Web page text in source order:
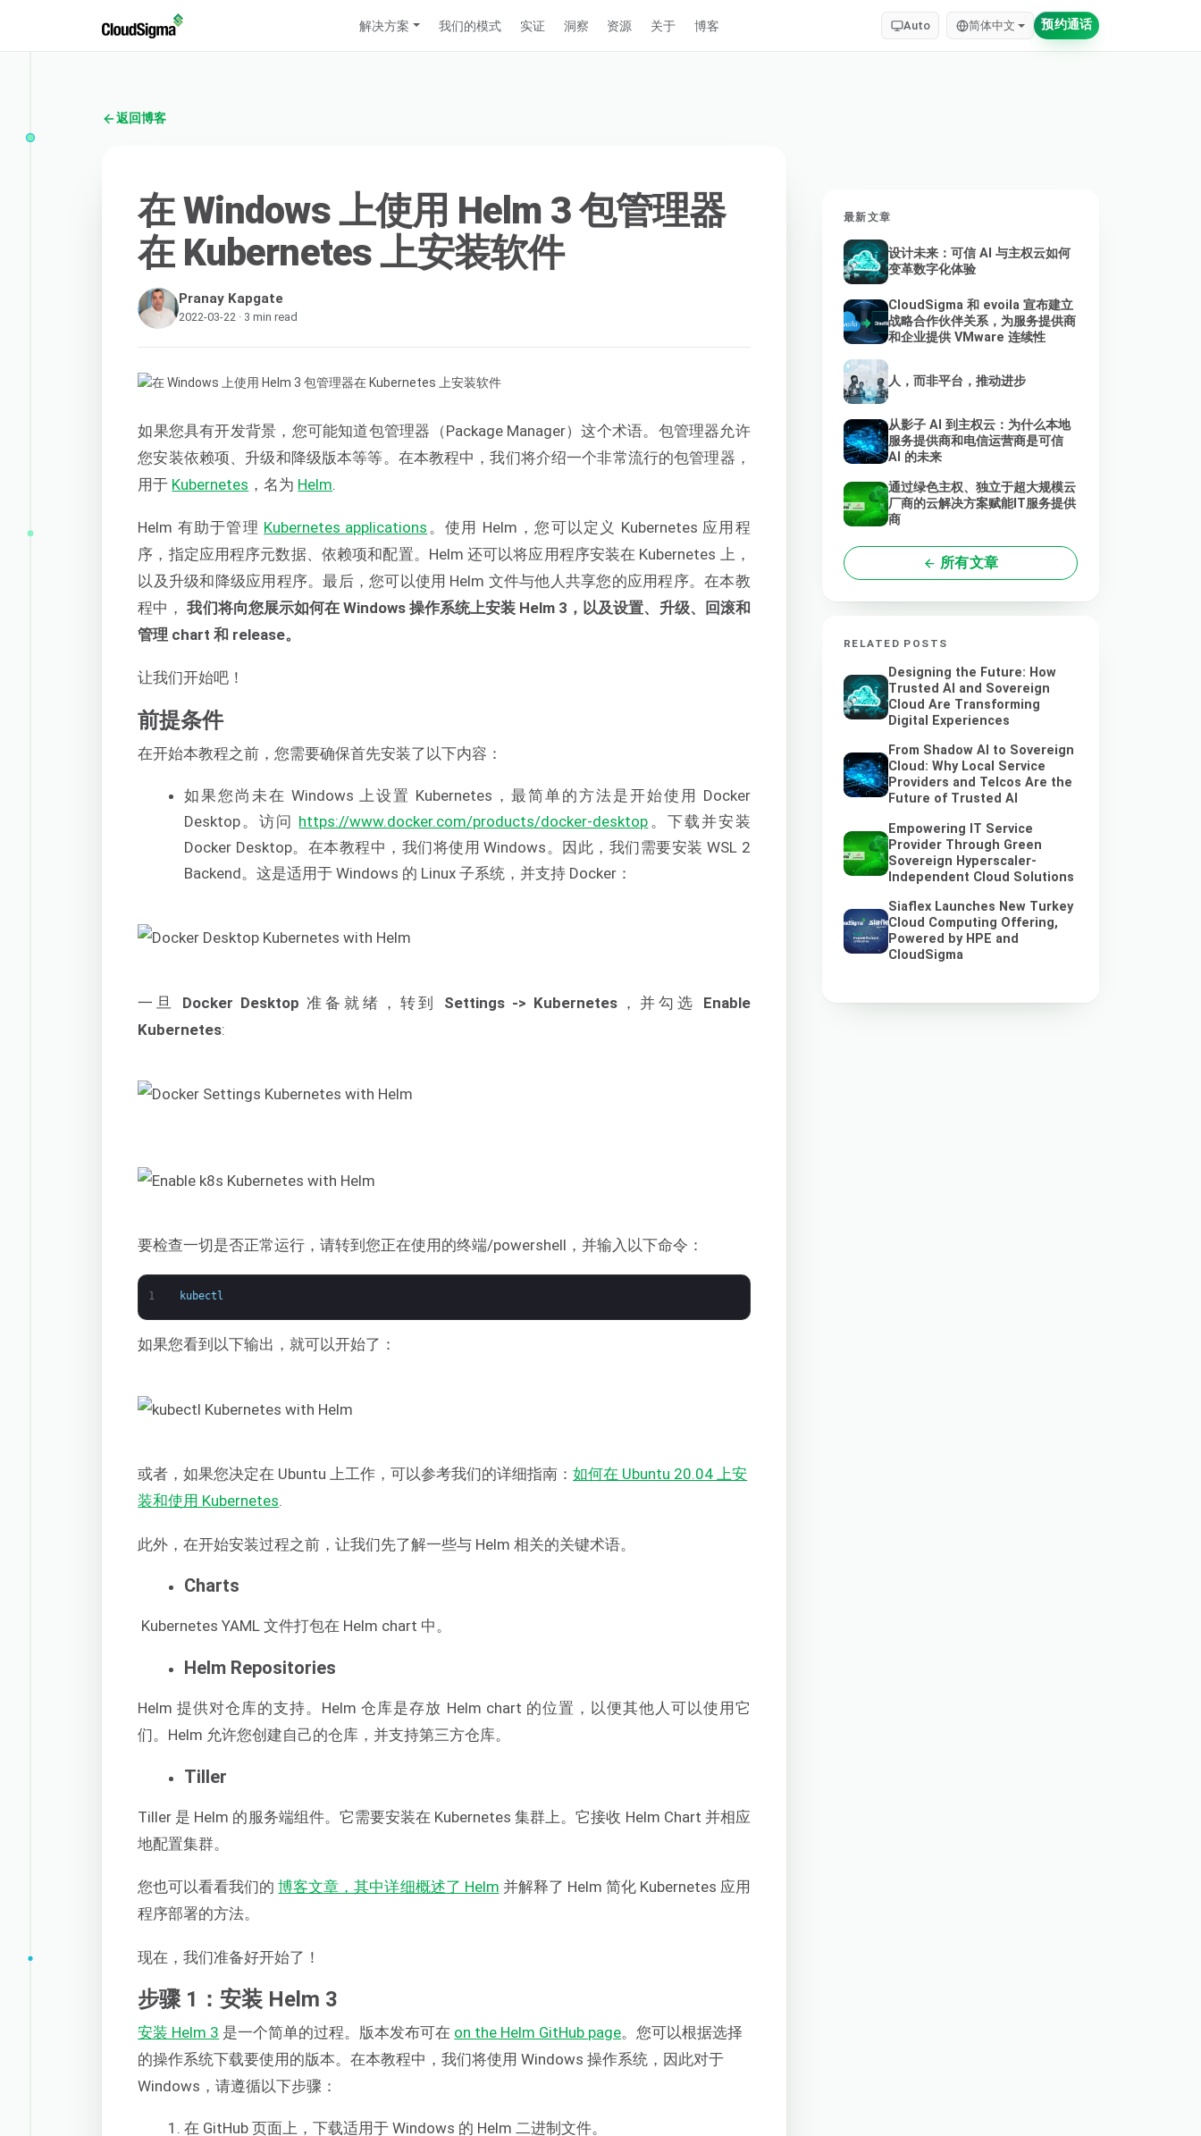
解决方案 我们的模式 实证 洞察 资源 关于 博客 Auto 简体中文 预约通话
返回博客
在 Windows 上使用 Helm 3 包管理器
在 Kubernetes 上安装软件
Pranay Kapgate
2022-03-22 · 3 min read
如果您具有开发背景，您可能知道包管理器（Package Manager）这个术语。包管理器允许
您安装依赖项、升级和降级版本等等。在本教程中，我们将介绍一个非常流行的包管理器，
用于 Kubernetes ，名为 Helm
Helm 有助于管理 Kubernetes applications 。使用 Helm，您可以定义 Kubernetes 应用程
序，指定应用程序元数据、依赖项和配置。Helm 还可以将应用程序安装在 Kubernetes 上，
以及升级和降级应用程序。最后，您可以使用 Helm 文件与他人共享您的应用程序。在本教
程中，我们将向您展示如何在 Windows 操作系统上安装 Helm 3，以及设置、升级、回滚和
管理 chart 和 release。
让我们开始吧！
前提条件
在开始本教程之前，您需要确保首先安装了以下内容：
如果您尚未在 Windows 上设置 Kubernetes，最简单的方法是开始使用 Docker
Desktop。访问 https://www.docker.com/products/docker-desktop 。下载并安装
Docker Desktop。在本教程中，我们将使用 Windows。因此，我们需要安装 WSL 2
Backend。这是适用于 Windows 的 Linux 子系统，并支持 Docker：
一旦 Docker Desktop 准备就绪，转到 Settings -> Kubernetes ，并勾选 Enable
Kubernetes:
要检查一切是否正常运行，请转到您正在使用的终端/powershell，并输入以下命令：
1 kubectl
如果您看到以下输出，就可以开始了：
或者，如果您决定在 Ubuntu 上工作，可以参考我们的详细指南：如何在 Ubuntu 20.04 上安
装和使用 Kubernetes.
此外，在开始安装过程之前，让我们先了解一些与 Helm 相关的关键术语。
Charts
Kubernetes YAML 文件打包在 Helm chart 中。
Helm Repositories
Helm 提供对仓库的支持。Helm 仓库是存放 Helm chart 的位置，以便其他人可以使用它
们。Helm 允许您创建自己的仓库，并支持第三方仓库。
Tiller
Tiller 是 Helm 的服务端组件。它需要安装在 Kubernetes 集群上。它接收 Helm Chart 并相应
地配置集群。
您也可以看看我们的博客文章，其中详细概述了 Helm 并解释了 Helm 简化 Kubernetes 应用
程序部署的方法。
现在，我们准备好开始了！
步骤 1：安装 Helm 3
安装 Helm 3 是一个简单的过程。版本发布可在 on the Helm GitHub page。您可以根据选择
的操作系统下载要使用的版本。在本教程中，我们将使用 Windows 操作系统，因此对于
Windows，请遵循以下步骤：
在 GitHub 页面上，下载适用于 Windows 的 Helm 二进制文件。
最新文章
设计未来：可信 AI 与主权云如何
变革数字化体验
CloudSigma 和 evoila 宣布建立
战略合作伙伴关系，为服务提供商
和企业提供 VMware 连续性
人，而非平台，推动进步
从影子 AI 到主权云：为什么本地
服务提供商和电信运营商是可信
AI 的未来
通过绿色主权、独立于超大规模云
厂商的云解决方案赋能IT服务提供
商
所有文章
RELATED POSTS
Designing the Future: How
Trusted AI and Sovereign
Cloud Are Transforming
Digital Experiences
From Shadow AI to Sovereign
Cloud: Why Local Service
Providers and Telcos Are the
Future of Trusted AI
Empowering IT Service
Provider Through Green
Sovereign Hyperscaler-
Independent Cloud Solutions
Siaflex Launches New Turkey
Cloud Computing Offering,
Powered by HPE and
CloudSigma